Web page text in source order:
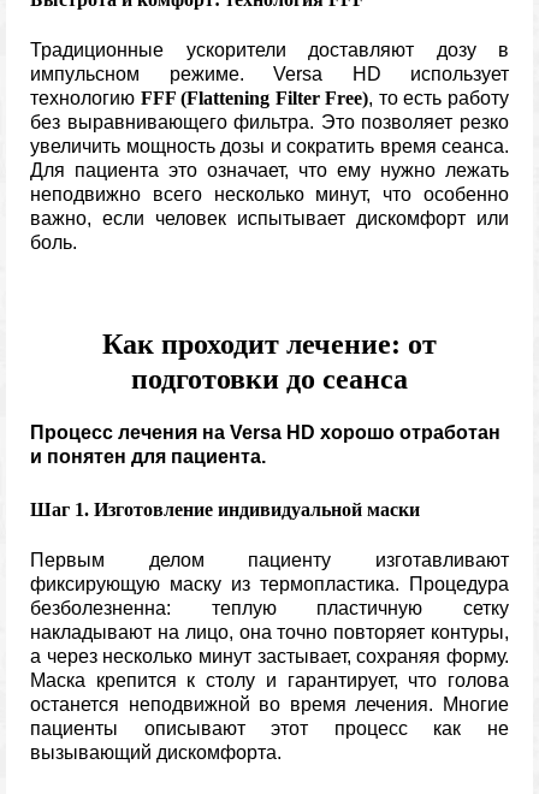
Традиционные ускорители доставляют дозу в
импульсном режиме. Versa HD использует
технологию FFF (Flattening Filter Free), то есть работу
без выравнивающего фильтра. Это позволяет резко
увеличить мощность дозы и сократить время сеанса.
Для пациента это означает, что ему нужно лежать
неподвижно всего несколько минут, что особенно
важно, если человек испытывает дискомфорт или
боль.
Как проходит лечение: от
подготовки до сеанса
Процесс лечения на Versa HD хорошо отработан
и понятен для пациента.
Шаг 1. Изготовление индивидуальной маски
Первым делом пациенту изготавливают
фиксирующую маску из термопластика. Процедура
безболезненна: теплую пластичную сетку
накладывают на лицо, она точно повторяет контуры,
а через несколько минут застывает, сохраняя форму.
Маска крепится к столу и гарантирует, что голова
останется неподвижной во время лечения. Многие
пациенты описывают этот процесс как не
вызывающий дискомфорта.